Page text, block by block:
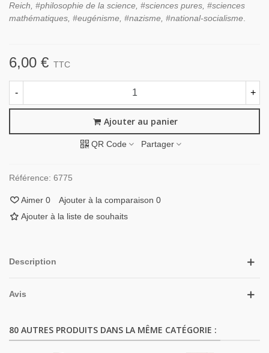
Reich, #philosophie de la science, #sciences pures, #sciences
mathématiques, #eugénisme, #nazisme, #national-socialisme
6,00 € TTC
- +
Ajouter au panier
QR Code Partager
Référence: 6775
Aimer 0 Ajouter à la comparaison 0
Ajouter à la liste de souhaits
Description
Avis
80 AUTRES PRODUITS DANS LA MÊME CATÉGORIE :